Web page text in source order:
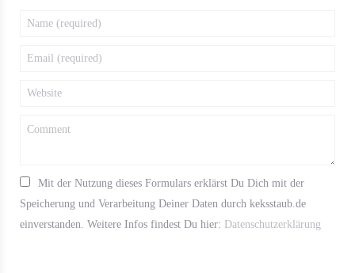
Mit der Nutzung dieses Formulars erklärst Du Dich mit der
Speicherung und Verarbeitung Deiner Daten durch keksstaub.de
einverstanden. Weitere Infos findest Du hier: Datenschutzerklärung